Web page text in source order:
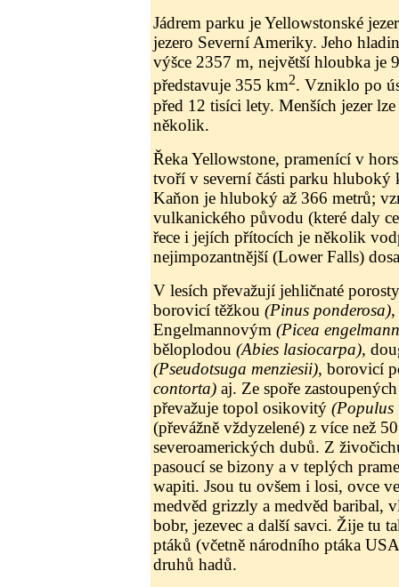
Jádrem parku je Yellowstonské
jezero Severní Ameriky. Jeho
výšce 2357 m, největší hloubka je
představuje 355 km2. Vzniklo po
před 12 tisíci lety. Menších jezer
několik.
Řeka Yellowstone, pramenící v
tvoří v severní části parku
Kaňon je hluboký až 366 metrů;
vulkanického původu (které daly
řece i jejích přítocích je několik
nejimpozantnější (Lower Falls)
V lesích převažují jehličnaté
borovicí těžkou (Pinus ponderosa)
Engelmannovým (Picea
běloplodou (Abies lasiocarpa),
(Pseudotsuga menziesii), borovicí
contorta) aj. Ze spoře
převažuje topol osikovitý (Populus
(převážně vždyzelené) z více než
severoamerických dubů. Z
pasoucí se bizony a v teplých
wapiti. Jsou tu ovšem i losi, ovce
medvěd grizzly a medvěd baribal,
bobr, jezevec a další savci. Žije tu
ptáků (včetně národního ptáka
druhů hadů.